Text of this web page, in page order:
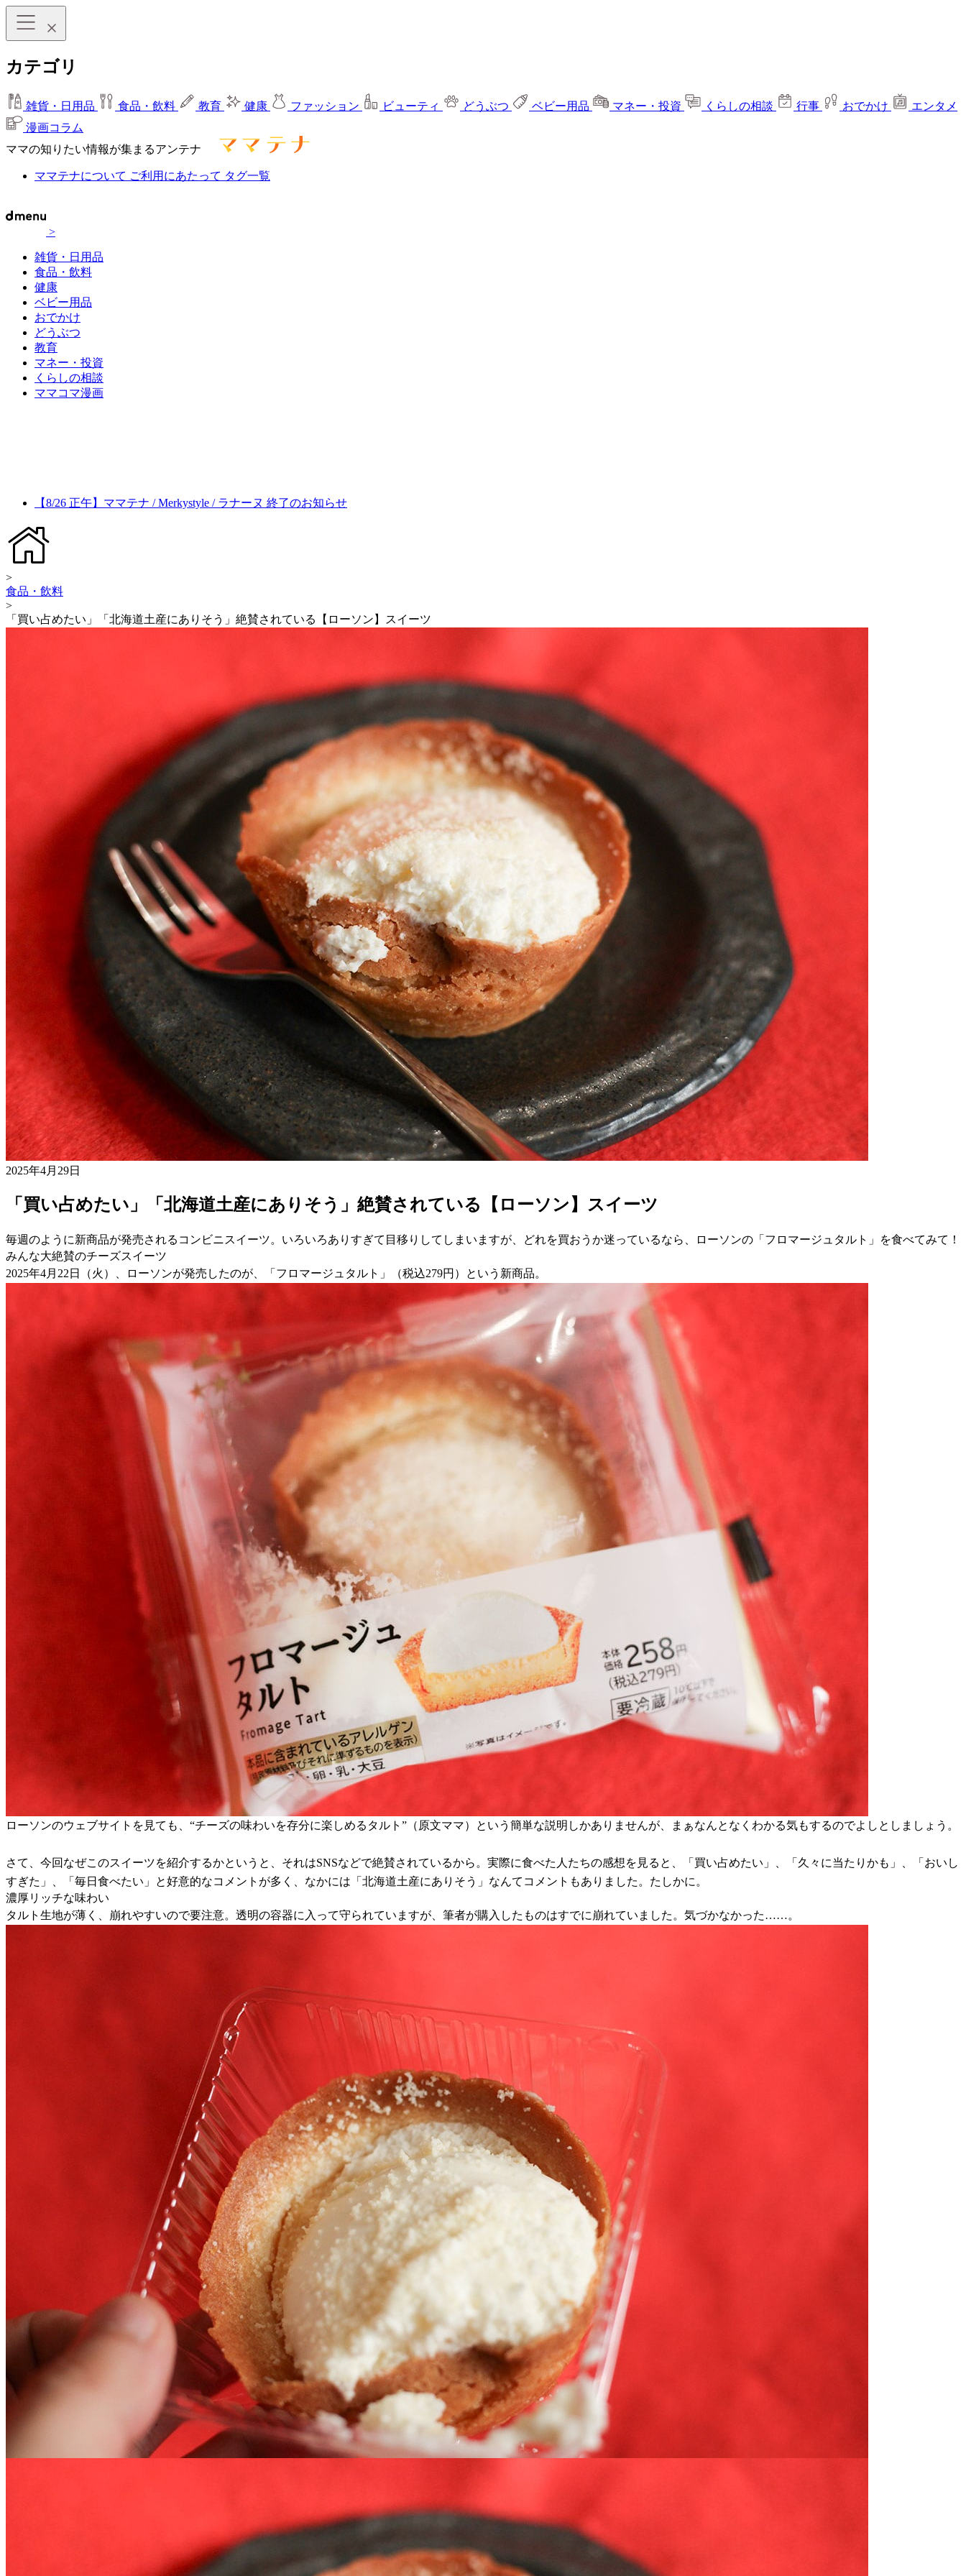
カテゴリ
雑貨・日用品 食品・飲料 教育 健康 ファッション ビューティ どうぶつ ベビー用品 マネー・投資 くらしの相談 行事 おでかけ
エンタメ
漫画コラム
ママの知りたい情報が集まるアンテナ
ママテナについて ご利用にあたって タグ一覧
>
雑貨・日用品
食品・飲料
健康
ベビー用品
おでかけ
どうぶつ
教育
マネー・投資
くらしの相談
ママコマ漫画
【8/26 正午】ママテナ / Merkystyle / ラナーヌ 終了のお知らせ
>
食品・飲料
>
「買い占めたい」「北海道土産にありそう」絶賛されている【ローソン】スイーツ
2025年4月29日
「買い占めたい」「北海道土産にありそう」絶賛されている【ローソン】スイーツ
毎週のように新商品が発売されるコンビニスイーツ。いろいろありすぎて目移りしてしまいますが、どれを買おうか迷っているなら、ローソンの「フロマージュタルト」を食べてみて！
みんな大絶賛のチーズスイーツ
2025年4月22日（火）、ローソンが発売したのが、「フロマージュタルト」（税込279円）という新商品。
ローソンのウェブサイトを見ても、“チーズの味わいを存分に楽しめるタルト”（原文ママ）という簡単な説明しかありませんが、まぁなんとなくわかる気もするのでよしとしましょう。
さて、今回なぜこのスイーツを紹介するかというと、それはSNSなどで絶賛されているから。実際に食べた人たちの感想を見ると、「買い占めたい」、「久々に当たりかも」、「おいし
すぎた」、「毎日食べたい」と好意的なコメントが多く、なかには「北海道土産にありそう」なんてコメントもありました。たしかに。
濃厚リッチな味わい
タルト生地が薄く、崩れやすいので要注意。透明の容器に入って守られていますが、筆者が購入したものはすでに崩れていました。気づかなかった……。